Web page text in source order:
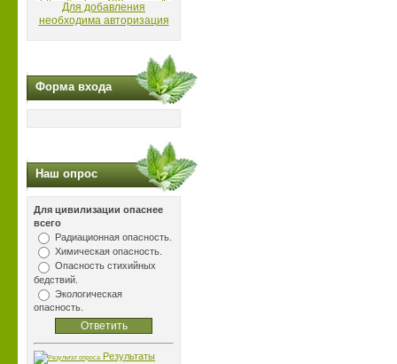
Для добавления
необходима авторизация
Форма входа
Наш опрос
Для цивилизации опаснее
всего
Радиационная опасность.
Химическая опасность.
Опасность стихийных
бедствий.
Экологическая
опасность.
Результаты